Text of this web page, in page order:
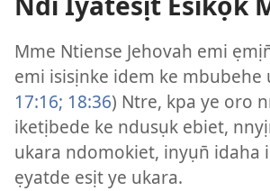
Mme Ntiense Jehovah emi
emi isisịnke idem ke mbubehe
17:16; 18:36) Ntre, kpa ye oro
iketịbede ke ndusụk ebiet,
ukara ndomokiet, inyụn̄ idaha
ẹyatde esịt ye ukara.